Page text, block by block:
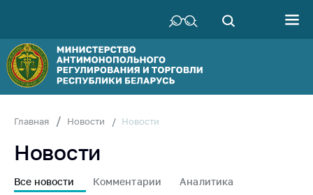
Руководство
Структура
Министерства
Территориальные
Законодательство
Антикоррупционная
Главная Новости Новости
Новости
Все новости Комментарии Аналитика